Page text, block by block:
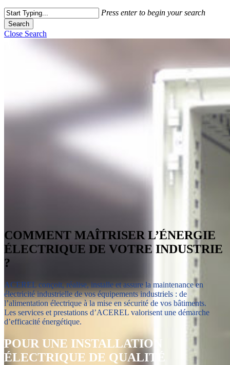
Press enter to begin your search
Search
Close Search
COMMENT MAÎTRISER L’ÉNERGIE
ÉLECTRIQUE DE VOTRE INDUSTRIE
?
ACEREL conçoit, réalise, installe et assure la maintenance en
électricité industrielle de vos équipements industriels : de
l’alimentation électrique à la mise en sécurité de vos bâtiments.
Les services et prestations d’ACEREL valorisent une démarche
d’efficacité énergétique.
POUR UNE INSTALLATION
ÉLECTRIQUE DE QUALITÉ